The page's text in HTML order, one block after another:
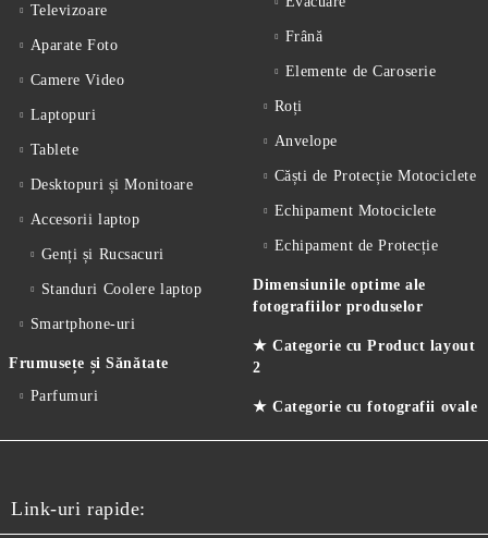
Televizoare
Aparate Foto
Camere Video
Laptopuri
Tablete
Desktopuri și Monitoare
Accesorii laptop
Genți și Rucsacuri
Standuri Coolere laptop
Smartphone-uri
Frumusețe și Sănătate
Parfumuri
Frână
Elemente de Caroserie
Roți
Anvelope
Căști de Protecție Motociclete
Echipament Motociclete
Echipament de Protecție
Dimensiunile optime ale
fotografiilor produselor
★ Categorie cu Product layout
2
★ Categorie cu fotografii ovale
Link-uri rapide: